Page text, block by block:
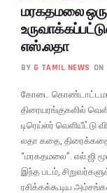
மரகதமலை
எஸ்.லதா
BY G TAMIL NEWS
கோடை
திரையரங்குகளில்
டிரெய்லர் வெளியீட்டு
லதா கதை,
“மரகதமலை”. எல்.ஜி
இந்த படம்,
ரசிக்கக்கூடிய